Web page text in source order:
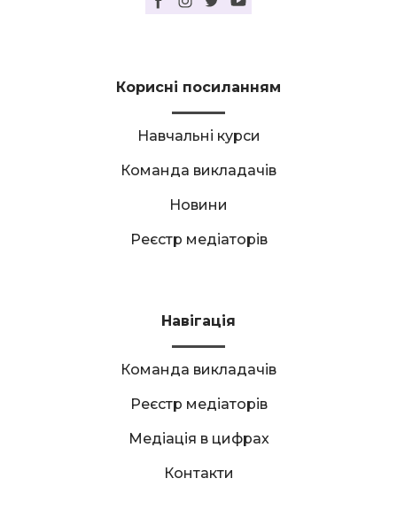
Корисні посиланням
Навчальні курси
Команда викладачів
Новини
Реєстр медіаторів
Навігація
Команда викладачів
Реєстр медіаторів
Медіація в цифрах
Контакти